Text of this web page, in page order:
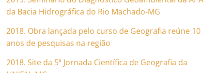
da Bacia Hidrográfica do Rio Machado-MG
2018. Obra lançada pelo curso de Geografia reúne 10
anos de pesquisas na região
2018. Site da 5ª Jornada Científica de Geografia da